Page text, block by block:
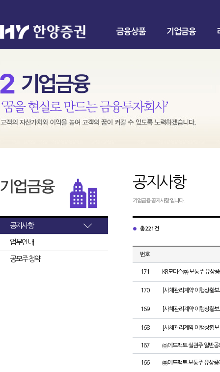
금융상품 기업금융
공지사항
업무안내
공모주 청약
공지사항
기업금융 공지사항 입니다.
총 221건
번호
171 KR모터스㈜ 보통주 유상
170 [사채관리계약 이행상황
169 [사채관리계약 이행상황
168 [사채관리계약 이행상황
167 ㈜메드팩토 실권주 일반공
166 ㈜메드팩토 보통주 유상